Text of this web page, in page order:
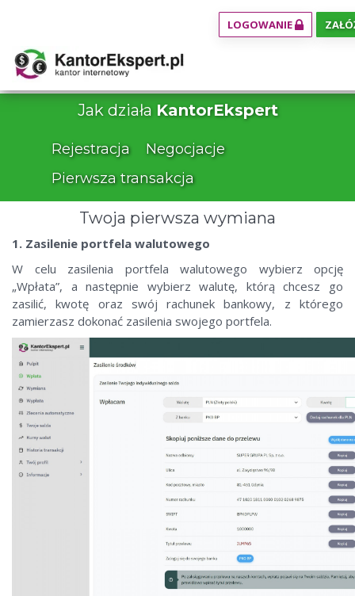
LOGOWANIE
Jak działa KantorEkspert
Rejestracja
Negocjacje
Pierwsza transakcja
Twoja pierwsza wymiana
1. Zasilenie portfela walutowego
W celu zasilenia portfela walutowego wybierz opcję
„Wpłata”, a następnie wybierz walutę, którą chcesz go
zasilić, kwotę oraz swój rachunek bankowy, z którego
zamierzasz dokonać zasilenia swojego portfela.